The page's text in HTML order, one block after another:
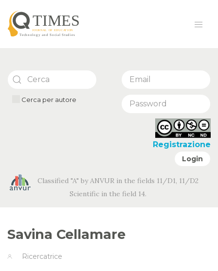
Cerca per autore
Registrazione
Login
Classified "A" by ANVUR in the fields 11/D1, 11/D2
Scientific in the field 14.
Savina Cellamare
Ricercatrice